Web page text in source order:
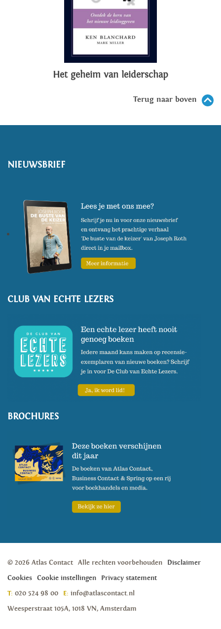
Het geheim van leiderschap
Terug naar boven
NIEUWSBRIEF
CLUB VAN ECHTE LEZERS
BROCHURES
© 2026 Atlas Contact Alle rechten voorbehouden
Disclaimer
Cookies
Cookie instellingen
Privacy statement
T: 020 524 98 00 E: info@atlascontact.nl
Weesperstraat 105A, 1018 VN, Amsterdam